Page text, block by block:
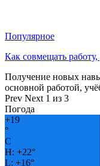
Популярное
Как совмещать
Получение новых
основной работой,
Prev Next 1 из 3
Погода
+19
°
C
H: +22°
L: +16°